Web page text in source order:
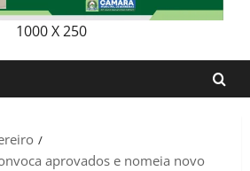
1000 X 250
aprovados e nomeia novo